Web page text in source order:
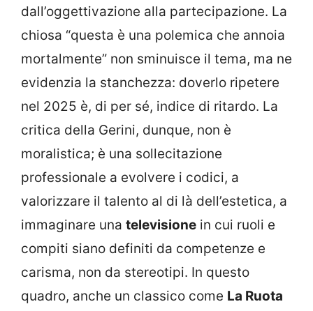
dall’oggettivazione alla partecipazione. La
chiosa “questa è una polemica che annoia
mortalmente” non sminuisce il tema, ma ne
evidenzia la stanchezza: doverlo ripetere
nel 2025 è, di per sé, indice di ritardo. La
critica della Gerini, dunque, non è
moralistica; è una sollecitazione
professionale a evolvere i codici, a
valorizzare il talento al di là dell’estetica, a
immaginare una televisione in cui ruoli e
compiti siano definiti da competenze e
carisma, non da stereotipi. In questo
quadro, anche un classico come La Ruota